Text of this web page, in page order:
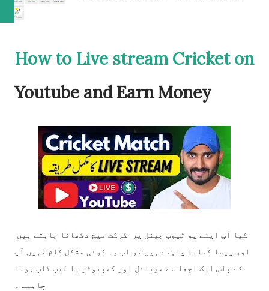
How to Live stream Cricket on
Youtube and Earn Money
اور پیسا کمانا چاہتے ہیں تو اب یہ کوئی مشکل کام نہیں آپ
کے پاس ایک اچھا سے موبائل اور کمپیوٹر یا لیپ ٹاپ ہونا
چاہیے ۔